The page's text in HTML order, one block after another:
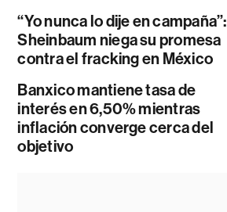
“Yo nunca lo dije en campaña”:
Sheinbaum niega su promesa
contra el fracking en México
Banxico mantiene tasa de
interés en 6,50% mientras
inflación converge cerca del
objetivo